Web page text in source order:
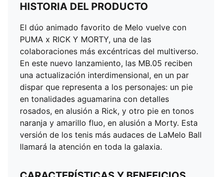
HISTORIA DEL PRODUCTO
El dúo animado favorito de Melo vuelve con
PUMA x RICK Y MORTY, una de las
colaboraciones más excéntricas del multiverso.
En este nuevo lanzamiento, las MB.05 reciben
una actualización interdimensional, en un par
dispar que representa a los personajes: un pie
en tonalidades aguamarina con detalles
rosados, en alusión a Rick, y otro pie en tonos
naranja y amarillo fluo, en alusión a Morty. Esta
versión de los tenis más audaces de LaMelo Ball
llamará la atención en toda la galaxia.